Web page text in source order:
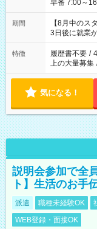
早番 7:00～
と休みを合わ
「できれば
ね。 ※Wワーク希望の方へ 今ご覧のお仕事で希望する勤務時間
と、もう1つ
合は応募でき
期間
【8月中の
3日後に就業
特徴 履歴書不要 /
上の大量募集
気になる！
説明会参加で全
ト】生活のお手
派遣 職種未経験OK
WEB登録・面接OK